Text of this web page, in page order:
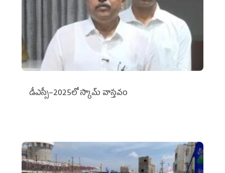
డీఎస్సీ–2025లో స్కామ్‌ వాస్తవం